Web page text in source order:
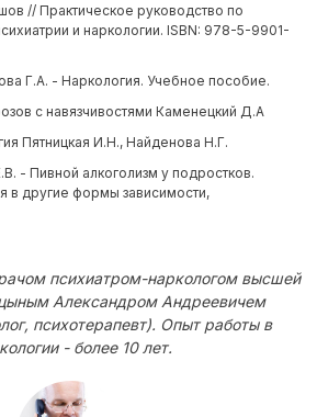
// Практическое руководство по
и наркологии. ISBN: 978-5-9901-
Г.А. - Наркология. Учебное пособие.
с навязчивостями Каменецкий Д.А
Пятницкая И.Н., Найденова Н.Г.
- Пивной алкоголизм у подростков.
в другие формы зависимости,
психиатром-наркологом высшей
Александром Андреевичем
психотерапевт). Опыт работы в
- более 10 лет.